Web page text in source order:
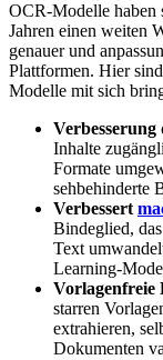
OCR-Modelle haben
Jahren einen weiten
genauer und
Plattformen. Hier
Modelle mit sich
Inhalte
Formate
sehbehinderte
Verbessert
Bindeglied,
Text
Learning-
Vorlagenfreie
starren
extrahieren,
Dokumenten